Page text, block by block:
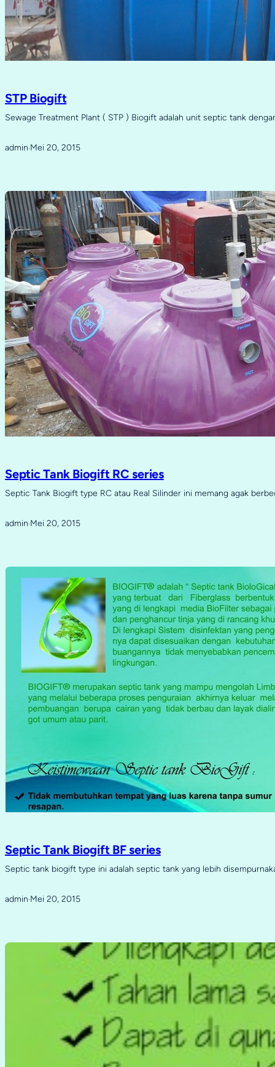
STP Biogift
Sewage Treatment Plant ( STP ) Biogift adalah unit septic tank
admin·Mei 20, 2015
Septic Tank Biogift RC series
Septic Tank Biogift type RC atau Real Silinder ini memang agak
admin·Mei 20, 2015
Septic Tank Biogift BF series
Septic tank biogift type ini adalah septic tank yang lebih
admin·Mei 20, 2015